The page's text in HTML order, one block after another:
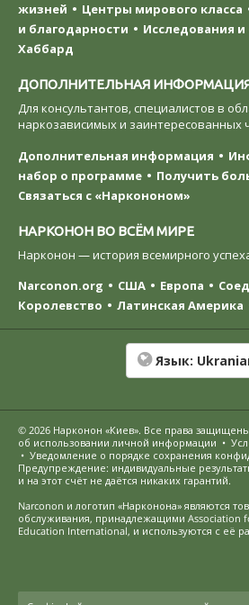
жизней
Центры мирового класса
и благодарности
Исследования
Хаббард
ДОПОЛНИТЕЛЬНАЯ
Для консультантов, специалистов в
наркозависимых и заинтересованных
Дополнительная информация
набор о программе
Получить
Связаться с «Наркононом»
НАРКОНОН ВО ВСЁМ МИРЕ
Нарконон — история всемирного
Narconon.org
США Европа
Королевство
Латинская Америка
Язык:
© 2026 Нарконон «Киев». Все права
об использовании личной информации •
• Уведомление о порядке сохранения
Предупреждение: индивидуальные
и на этот счёт не даётся никаких гарантий.
Narconon и логотип «Нарконона» являются
обслуживания, принадлежащими Association
Education International, и используются с её